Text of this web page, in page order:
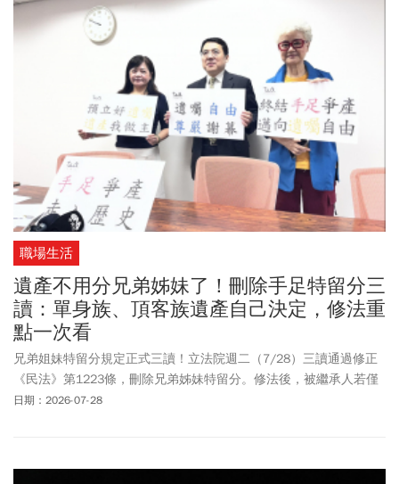
難，均可申請分期繳納。
職場生活
遺產不用分兄弟姊妹了！刪除手足特留分三
讀：單身族、頂客族遺產自己決定，修法重
點一次看
兄弟姐妹特留分規定正式三讀！立法院週二（7/28）三讀通過修正
《民法》第1223條，刪除兄弟姊妹特留分。修法後，被繼承人若僅
剩兄弟姊妹為法定繼承人時，就可依遺囑自由分配全部遺產，不再
日期：2026-07-28